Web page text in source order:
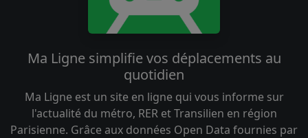
Ma Ligne simplifie vos déplacements au
quotidien
Ma Ligne est un site en ligne qui vous informe sur
l'actualité du métro, RER et Transilien en région
Parisienne. Grâce aux données Open Data fournies par